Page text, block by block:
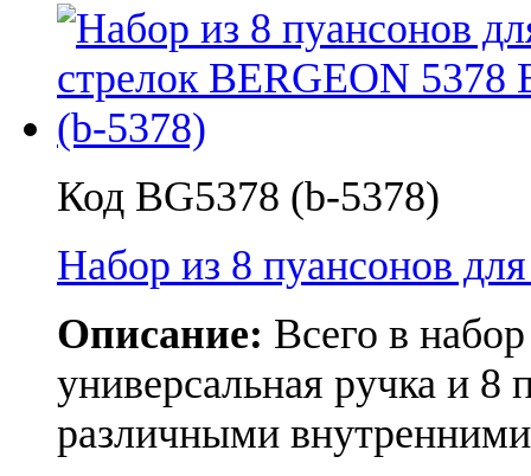
Код BG5378 (b-5378)
Набор из 8 пуансонов
Описание: Всего в
универсальная ручка и 8
различными